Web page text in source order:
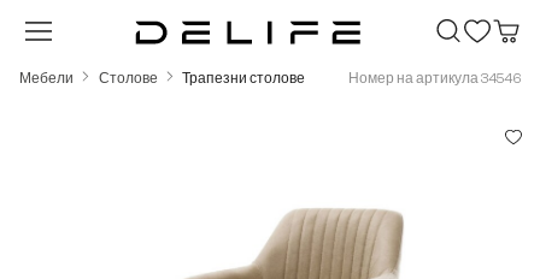
Преминете към основното съдържание
Мебели Столове Трапезни столове Номер на артикула 34546